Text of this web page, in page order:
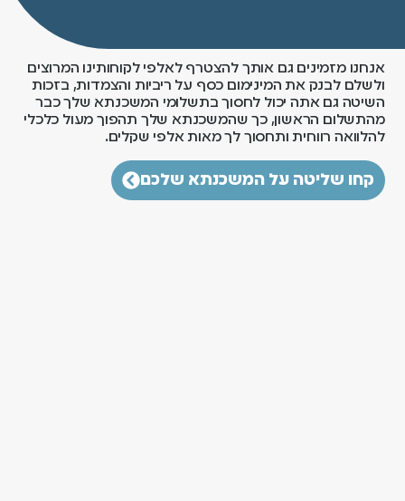
גם אותך להצטרף לאלפי לקוחותינו המרוצים
את המינימום כסף על ריביות והצמדות, בזכות
אתה יכול לחסוך בתשלומי המשכנתא שלך כבר
הראשון, כך שהמשכנתא שלך תהפוך מעול כלכלי
רווחית ותחסוך לך מאות אלפי שקלים.
על המשכנתא שלכם